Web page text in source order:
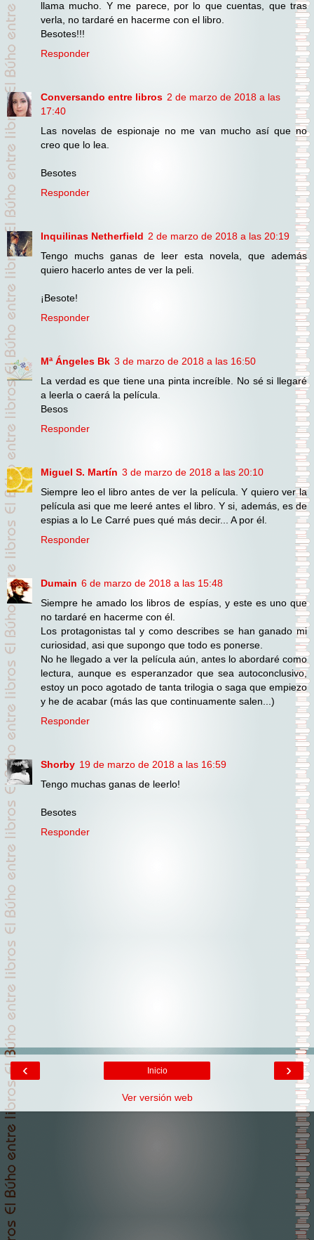
llama mucho. Y me parece, por lo que cuentas, que tras
verla, no tardaré en hacerme con el libro.
Besotes!!!
Responder
Conversando entre libros 2 de marzo de 2018 a las
17:40
Las novelas de espionaje no me van mucho así que no
creo que lo lea.
Besotes
Responder
Inquilinas Netherfield 2 de marzo de 2018 a las 20:19
Tengo muchs ganas de leer esta novela, que además
quiero hacerlo antes de ver la peli.
¡Besote!
Responder
Mª Ángeles Bk 3 de marzo de 2018 a las 16:50
La verdad es que tiene una pinta increíble. No sé si llegaré
a leerla o caerá la película.
Besos
Responder
Miguel S. Martín 3 de marzo de 2018 a las 20:10
Siempre leo el libro antes de ver la película. Y quiero ver la
película asi que me leeré antes el libro. Y si, además, es de
espias a lo Le Carré pues qué más decir... A por él.
Responder
Dumain 6 de marzo de 2018 a las 15:48
Siempre he amado los libros de espías, y este es uno que
no tardaré en hacerme con él.
Los protagonistas tal y como describes se han ganado mi
curiosidad, asi que supongo que todo es ponerse.
No he llegado a ver la película aún, antes lo abordaré como
lectura, aunque es esperanzador que sea autoconclusivo,
estoy un poco agotado de tanta trilogia o saga que empiezo
y he de acabar (más las que continuamente salen...)
Responder
Shorby 19 de marzo de 2018 a las 16:59
Tengo muchas ganas de leerlo!
Besotes
Responder
‹ ›
Inicio
Ver versión web